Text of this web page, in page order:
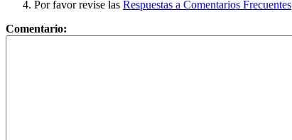
Por favor revise las Respuestas a Comentarios Frecuentes
Comentario: